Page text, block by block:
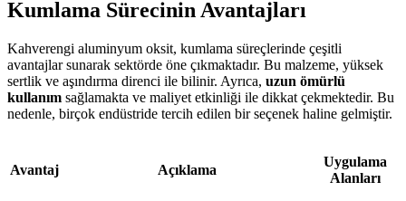
Kumlama Sürecinin Avantajları
Kahverengi aluminyum oksit, kumlama süreçlerinde çeşitli
avantajlar sunarak sektörde öne çıkmaktadır. Bu malzeme, yüksek
sertlik ve aşındırma direnci ile bilinir. Ayrıca, uzun ömürlü
kullanım sağlamakta ve maliyet etkinliği ile dikkat çekmektedir. Bu
nedenle, birçok endüstride tercih edilen bir seçenek haline gelmiştir.
Avantaj Açıklama
Uygulama
Alanları